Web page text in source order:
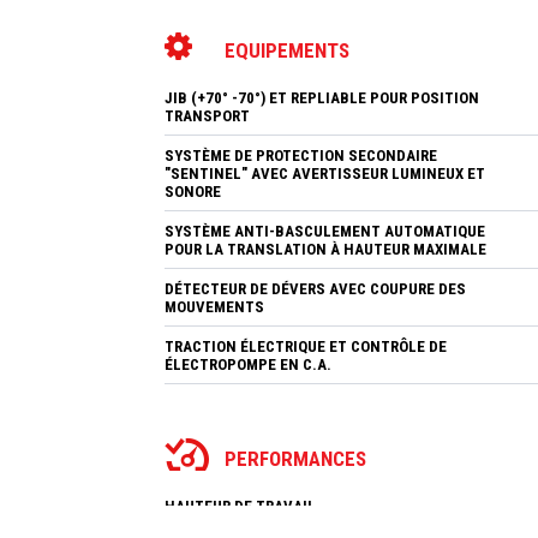
EQUIPEMENTS
JIB (+70° -70°) ET REPLIABLE POUR POSITION
TRANSPORT
SYSTÈME DE PROTECTION SECONDAIRE
"SENTINEL" AVEC AVERTISSEUR LUMINEUX ET
SONORE
SYSTÈME ANTI-BASCULEMENT AUTOMATIQUE
POUR LA TRANSLATION À HAUTEUR MAXIMALE
DÉTECTEUR DE DÉVERS AVEC COUPURE DES
MOUVEMENTS
TRACTION ÉLECTRIQUE ET CONTRÔLE DE
ÉLECTROPOMPE EN C.A.
PERFORMANCES
HAUTEUR DE TRAVAIL